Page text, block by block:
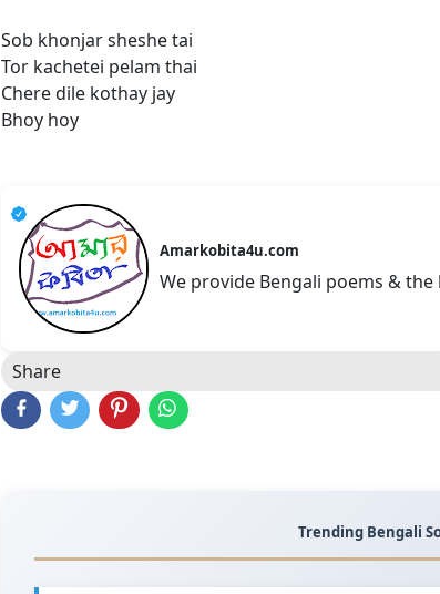
Sob khonjar sheshe tai
Tor kachetei pelam thai
Chere dile kothay jay
Bhoy hoy
Amarkobita4u.com
We provide Bengali poems &
Share
Trending Bengali